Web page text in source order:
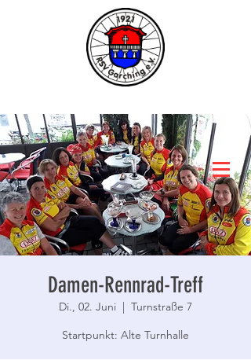
Damen-Rennrad-Treff
Di., 02. Juni
  |
Turnstraße 7
Startpunkt: Alte Turnhalle